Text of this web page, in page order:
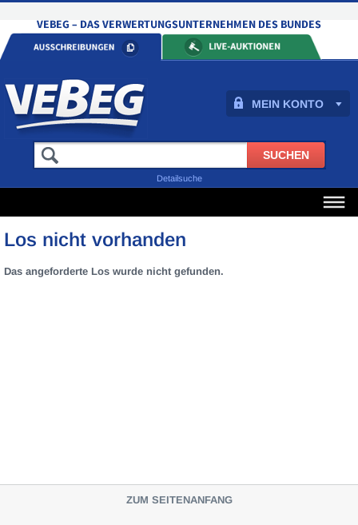
MEIN KONTO
Detailsuche
Los nicht vorhanden
Das angeforderte Los wurde nicht gefunden.
ZUM SEITENANFANG